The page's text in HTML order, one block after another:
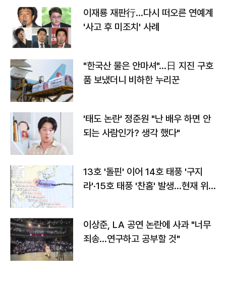
이재룡 재판行…다시 떠오른 연예계
'사고 후 미조치' 사례
"한국산 물은 안마셔"…日 지진 구호
품 보냈더니 비하한 누리꾼
'태도 논란' 정준원 "난 배우 하면 안
되는 사람인가? 생각 했다"
13호 '돌핀' 이어 14호 태풍 '구지
라'·15호 태풍 '찬홈' 발생…현재 위
이상준, LA 공연 논란에 사과 "너무
죄송…연구하고 공부할 것"